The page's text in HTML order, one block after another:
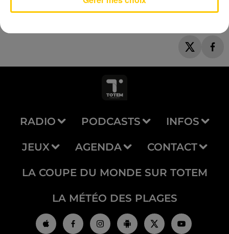
RADIO PODCASTS INFOS
JEUX AGENDA CONTACT
LA COUPE DU MONDE SUR TOTEM
LA MÉTÉO DES PLAGES